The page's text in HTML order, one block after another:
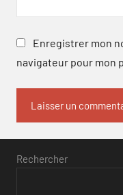
Enregistrer mon
navigateur pour mon
Rechercher